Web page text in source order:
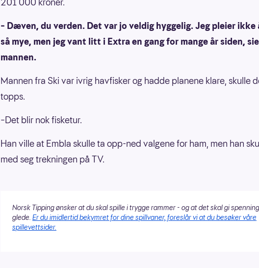
– Dæven, du verden. Det var jo veldig hyggelig. Jeg pleier ikke
så mye, men jeg vant litt i Extra en gang for mange år siden,
mannen.
Mannen fra Ski var ivrig havfisker og hadde planene klare, skulle
topps.
–Det blir nok fisketur.
Han ville at Embla skulle ta opp-ned valgene for ham, men han
med seg trekningen på TV.
Norsk Tipping ønsker at du skal spille i trygge rammer - og at det skal gi
glede. Er du imidlertid bekymret for dine spillvaner, foreslår vi at du besøker våre
spillevettsider.